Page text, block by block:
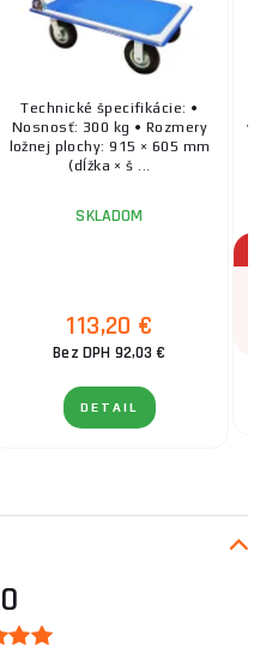
Technické špecifikácie: •
Nosnosť: 300 kg • Rozmery
ložnej plochy: 915 × 605 mm
(dĺžka × š ...
SKLADOM
113,20 €
Bez DPH 92,03 €
DETAIL